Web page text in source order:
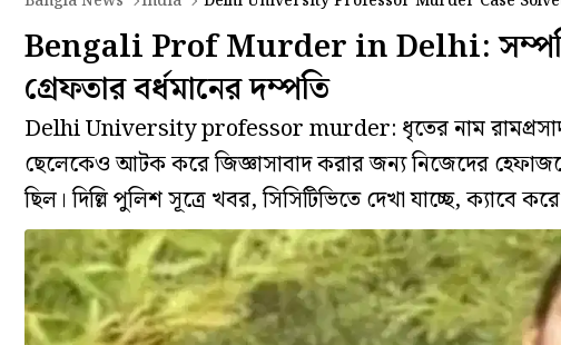
Bengali Prof Murder in Delhi: সম্পত্তির
গ্রেফতার বর্ধমানের দম্পতি
Delhi University professor murder: ধৃতের নাম রামপ্রসাদ
ছেলেকেও আটক করে জিজ্ঞাসাবাদ করার জন্য নিজেদের
ছিল। দিল্লি পুলিশ সূত্রে খবর, সিসিটিভিতে দেখা যাচ্ছে, ক্যাবে